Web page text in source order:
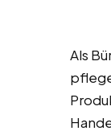
Als